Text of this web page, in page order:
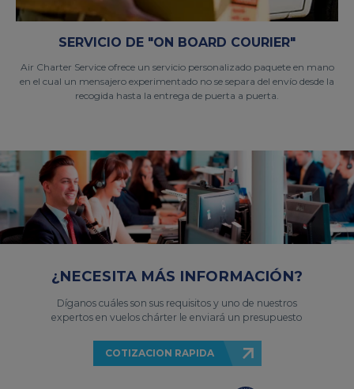
SERVICIO DE "ON BOARD COURIER"
Air Charter Service ofrece un servicio personalizado paquete en mano
en el cual un mensajero experimentado no se separa del envío desde la
recogida hasta la entrega de puerta a puerta.
¿NECESITA MÁS INFORMACIÓN?
Díganos cuáles son sus requisitos y uno de nuestros
expertos en vuelos chárter le enviará un presupuesto
COTIZACION RAPIDA